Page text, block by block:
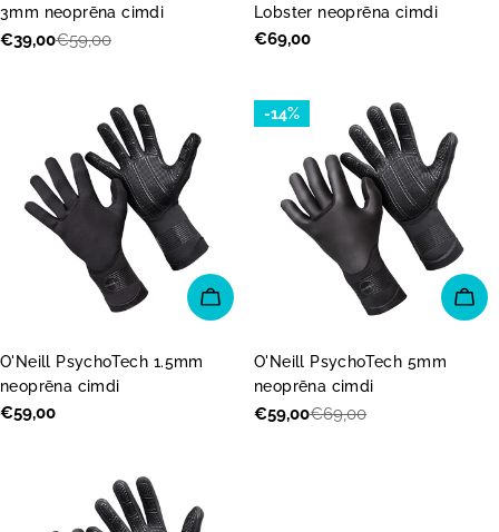
3mm neoprēna cimdi
Akcijas
€39,00
Parastā€59,00
Lobster neoprēna cimdi
Parastā
€69,00
IZVĒLĒTIES OPCIJAS
O'Neill PsychoTech 1.5mm
neoprēna cimdi
Parastā
€59,00
-14%
O'Neill PsychoTech 5mm
neoprēna cimdi
Akcijas
€59,00
Parastā€69,00